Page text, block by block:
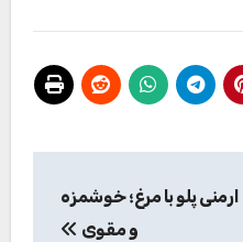
ارمنی پلو با مرغ؛ خوشمزه
و مقوی